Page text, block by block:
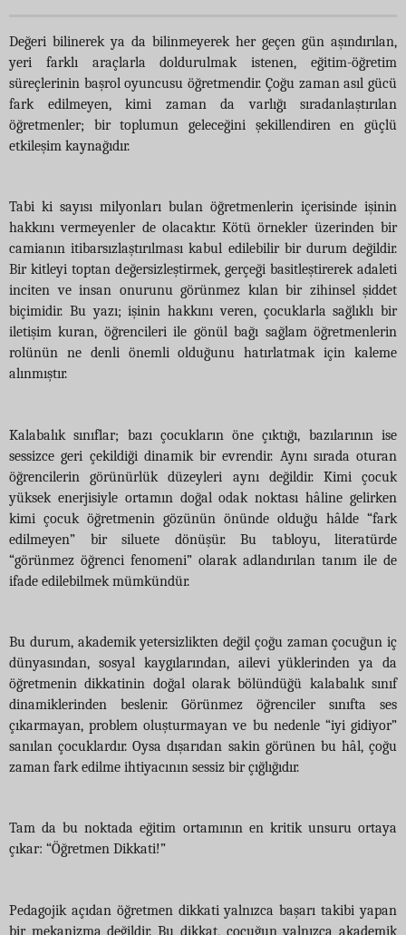
Değeri bilinerek ya da bilinmeyerek her geçen gün aşındırılan,
yeri farklı araçlarla doldurulmak istenen, eğitim-öğretim
süreçlerinin başrol oyuncusu öğretmendir. Çoğu zaman asıl gücü
fark edilmeyen, kimi zaman da varlığı sıradanlaştırılan
öğretmenler; bir toplumun geleceğini şekillendiren en güçlü
etkileşim kaynağıdır.
Tabi ki sayısı milyonları bulan öğretmenlerin içerisinde işinin
hakkını vermeyenler de olacaktır. Kötü örnekler üzerinden bir
camianın itibarsızlaştırılması kabul edilebilir bir durum değildir.
Bir kitleyi toptan değersizleştirmek, gerçeği basitleştirerek adaleti
inciten ve insan onurunu görünmez kılan bir zihinsel şiddet
biçimidir. Bu yazı; işinin hakkını veren, çocuklarla sağlıklı bir
iletişim kuran, öğrencileri ile gönül bağı sağlam öğretmenlerin
rolünün ne denli önemli olduğunu hatırlatmak için kaleme
alınmıştır.
Kalabalık sınıflar; bazı çocukların öne çıktığı, bazılarının ise
sessizce geri çekildiği dinamik bir evrendir. Aynı sırada oturan
öğrencilerin görünürlük düzeyleri aynı değildir. Kimi çocuk
yüksek enerjisiyle ortamın doğal odak noktası hâline gelirken
kimi çocuk öğretmenin gözünün önünde olduğu hâlde “fark
edilmeyen” bir siluete dönüşür. Bu tabloyu, literatürde
“görünmez öğrenci fenomeni” olarak adlandırılan tanım ile de
ifade edilebilmek mümkündür.
Bu durum, akademik yetersizlikten değil çoğu zaman çocuğun iç
dünyasından, sosyal kaygılarından, ailevi yüklerinden ya da
öğretmenin dikkatinin doğal olarak bölündüğü kalabalık sınıf
dinamiklerinden beslenir. Görünmez öğrenciler sınıfta ses
çıkarmayan, problem oluşturmayan ve bu nedenle “iyi gidiyor”
sanılan çocuklardır. Oysa dışarıdan sakin görünen bu hâl, çoğu
zaman fark edilme ihtiyacının sessiz bir çığlığıdır.
Tam da bu noktada eğitim ortamının en kritik unsuru ortaya
çıkar: “Öğretmen Dikkati!”
Pedagojik açıdan öğretmen dikkati yalnızca başarı takibi yapan
bir mekanizma değildir. Bu dikkat, çocuğun yalnızca akademik